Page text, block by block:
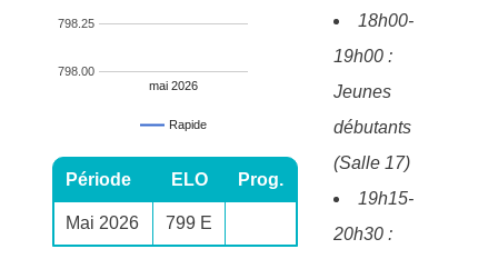
Rapide
mai 2026
798.00
798.25
Période ELO Prog.
Mai 2026 799 E
18h00-
19h00 :
Jeunes
débutants
(Salle 17)
19h15-
20h30 :